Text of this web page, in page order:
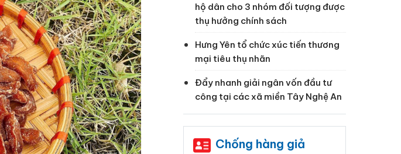
hộ dân cho 3 nhóm đối tượng được
thụ hưởng chính sách
Hưng Yên tổ chức xúc tiến thương
mại tiêu thụ nhãn
Đẩy nhanh giải ngân vốn đầu tư
công tại các xã miền Tây Nghệ An
Chống hàng giả